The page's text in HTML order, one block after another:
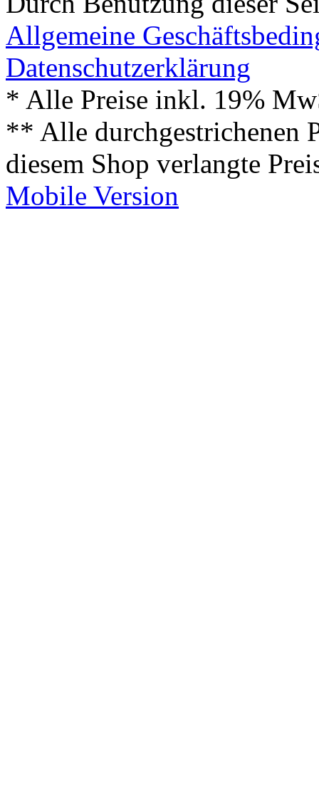
Allgemeine
Datenschutzerklärung
* Alle Preise inkl. 19%
** Alle durchgestrichenen
diesem Shop verlangte
Mobile Version